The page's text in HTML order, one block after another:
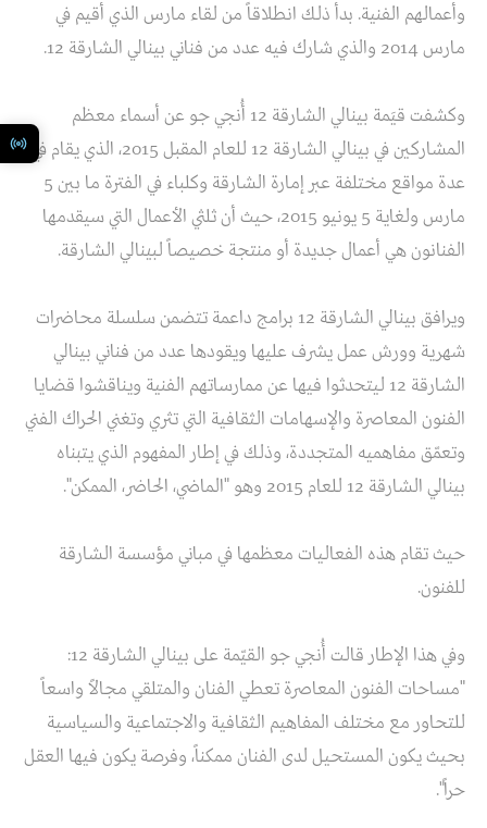
وأعمالهم الفنية. بدأ ذلك انطلاقاً من لقاء مارس الذي أقيم في
مارس 2014 والذي شارك فيه عدد من فناني بينالي الشارقة 12.
وكشفت قيَمة بينالي الشارقة 12 أُنجي جو عن أسماء معظم
المشاركين في بينالي الشارقة 12 للعام المقبل 2015، الذي يقام في
عدة مواقع مختلفة عبر إمارة الشارقة وكلباء في الفترة ما بين 5
مارس ولغاية 5 يونيو 2015، حيث أن ثلثي الأعمال التي سيقدمها
الفنانون هي أعمال جديدة أو منتجة خصيصاً لبينالي الشارقة.
ويرافق بينالي الشارقة 12 برامج داعمة تتضمن سلسلة محاضرات
شهرية وورش عمل يشرف عليها ويقودها عدد من فناني بينالي
الشارقة 12 ليتحدثوا فيها عن ممارساتهم الفنية ويناقشوا قضايا
الفنون المعاصرة والإسهامات الثقافية التي تثري وتغني الحراك الفني
وتعمّق مفاهميه المتجددة، وذلك في إطار المفهوم الذي يتبناه
بينالي الشارقة 12 للعام 2015 وهو "الماضي، الحاضر، الممكن".
حيث تقام هذه الفعاليات معظمها في مباني مؤسسة الشارقة
للفنون.
وفي هذا الإطار قالت أُنجي جو القيّمة على بينالي الشارقة 12:
"مساحات الفنون المعاصرة تعطي الفنان والمتلقي مجالاً واسعاً
للتحاور مع مختلف المفاهيم الثقافية والاجتماعية والسياسية
بحيث يكون المستحيل لدى الفنان ممكناً، وفرصة يكون فيها العقل
حراً".